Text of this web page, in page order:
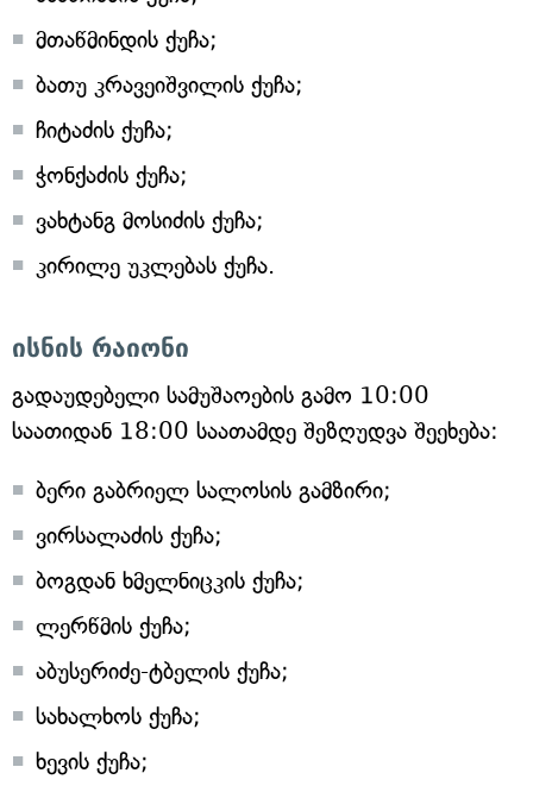
მთაწმინდის ქუჩა;
ბათუ კრავეიშვილის ქუჩა;
ჩიტაძის ქუჩა;
ჭონქაძის ქუჩა;
ვახტანგ მოსიძის ქუჩა;
კირილე უკლებას ქუჩა.
ისნის რაიონი
გადაუდებელი სამუშაოების გამო 10:00
საათიდან 18:00 საათამდე შეზღუდვა შეეხება:
ბერი გაბრიელ სალოსის გამზირი;
ვირსალაძის ქუჩა;
ბოგდან ხმელნიცკის ქუჩა;
ლერწმის ქუჩა;
აბუსერიძე-ტბელის ქუჩა;
სახალხოს ქუჩა;
ხევის ქუჩა;